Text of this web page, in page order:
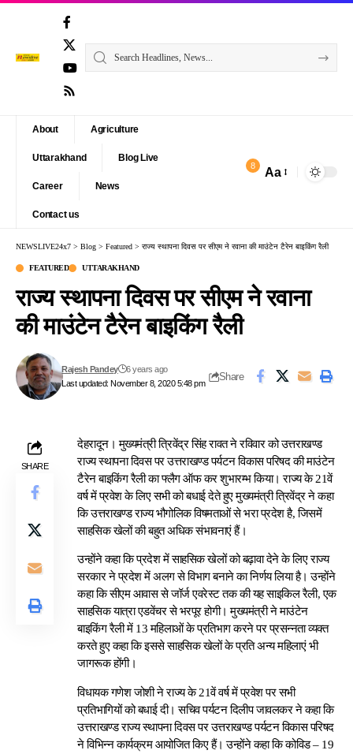
About Agriculture
Uttarakhand Blog Live
Career News
Contact us
8 Aa
NEWSLIVE24x7 > Blog > Featured > राज्य स्थापना दिवस पर सीएम ने रवाना की माउंटेन टैरेन बाइकिंग रैली
FEATURED UTTARAKHAND
राज्य स्थापना दिवस पर सीएम ने रवाना
की माउंटेन टैरेन बाइकिंग रैली
Last updated: November 8, 2020 5:48 pm
Rajesh Pandey 6 years ago
Share
SHARE
देहरादून। मुख्यमंत्री त्रिवेंद्र सिंह रावत ने रविवार को उत्तराखण्ड
राज्य स्थापना दिवस पर उत्तराखण्ड पर्यटन विकास परिषद की माउंटेन
टैरेन बाइकिंग रैली का फ्लैग ऑफ कर शुभारम्भ किया। राज्य के 21वें
वर्ष में प्रवेश के लिए सभी को बधाई देते हुए मुख्यमंत्री त्रिवेंद्र ने कहा
कि उत्तराखण्ड राज्य भौगोलिक विषमताओं से भरा प्रदेश है, जिसमें
साहसिक खेलों की बहुत अधिक संभावनाएं हैं।
उन्होंने कहा कि प्रदेश में साहसिक खेलों को बढ़ावा देने के लिए राज्य
सरकार ने प्रदेश में अलग से विभाग बनाने का निर्णय लिया है। उन्होंने
कहा कि सीएम आवास से जॉर्ज एवरेस्ट तक की यह साइकिल रैली, एक
साहसिक यात्रा एडवेंचर से भरपूर होगी। मुख्यमंत्री ने माउंटेन
बाइकिंग रैली में 13 महिलाओं के प्रतिभाग करने पर प्रसन्नता व्यक्त
करते हुए कहा कि इससे साहसिक खेलों के प्रति अन्य महिलाएं भी
जागरूक होंगी।
विधायक गणेश जोशी ने राज्य के 21वें वर्ष में प्रवेश पर सभी
प्रतिभागियों को बधाई दी। सचिव पर्यटन दिलीप जावलकर ने कहा कि
उत्तराखण्ड राज्य स्थापना दिवस पर उत्तराखण्ड पर्यटन विकास परिषद
ने विभिन्न कार्यक्रम आयोजित किए हैं। उन्होंने कहा कि कोविड – 19